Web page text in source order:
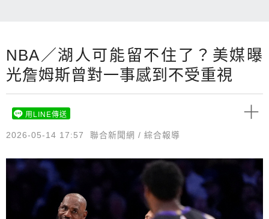
NBA／湖人可能留不住了？美媒曝
光詹姆斯曾對一事感到不受重視
2026-05-14 17:57 聯合新聞網 / 綜合報導
用LINE傳送